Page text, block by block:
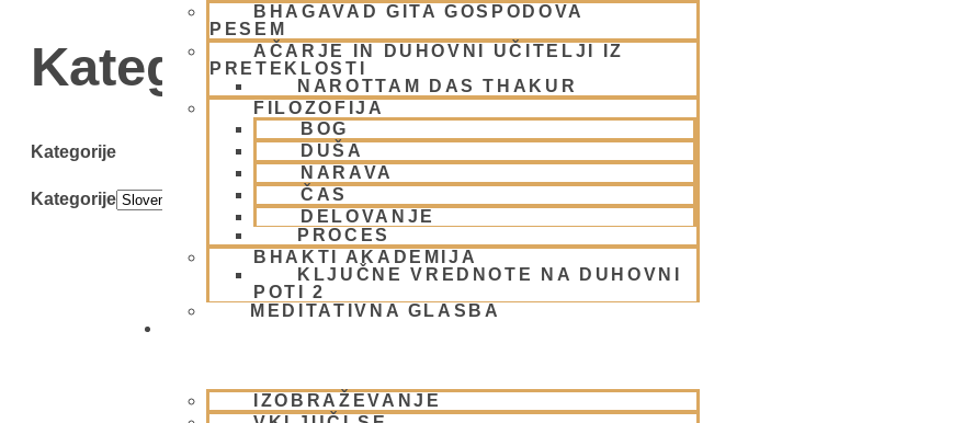
BHAGAVAD GITA GOSPODOVA
PESEM
AČARJE IN DUHOVNI UČITELJI IZ
PRETEKLOSTI
NAROTTAM DAS THAKUR
FILOZOFIJA
BOG
DUŠA
NARAVA
ČAS
DELOVANJE
PROCES
BHAKTI AKADEMIJA
KLJUČNE VREDNOTE NA DUHOVNI
POTI 2
MEDITATIVNA GLASBA
IZOBRAŽEVANJE
Kategorija: Slovenija
Kategorije
Kategorije